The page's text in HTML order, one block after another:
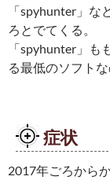
「spyhunter」
ろとでてくる。
「spyhunter」
る最低のソフト
症状
2017年ごろから